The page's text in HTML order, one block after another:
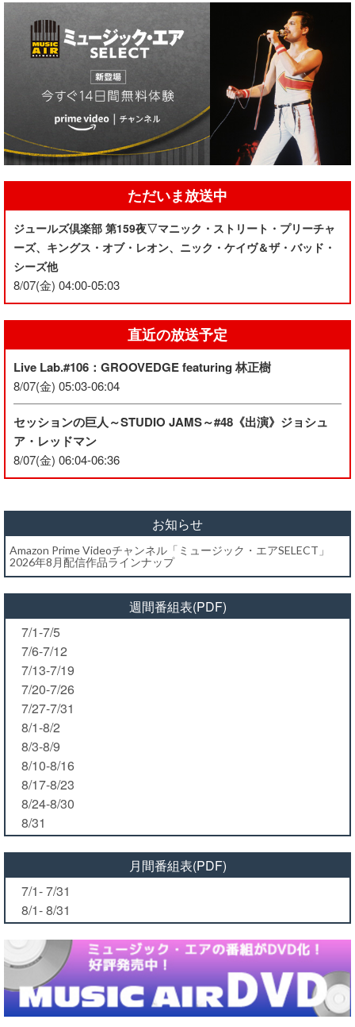
ただいま放送中
ジュールズ倶楽部 第159夜▽マニック・ストリート・プリーチャ
ーズ、キングス・オブ・レオン、ニック・ケイヴ＆ザ・バッド・
シーズ他
8/07(金) 04:00-05:03
直近の放送予定
Live Lab.#106：GROOVEDGE featuring 林正樹
8/07(金) 05:03-06:04
セッションの巨人～STUDIO JAMS～#48《出演》ジョシュ
ア・レッドマン
8/07(金) 06:04-06:36
お知らせ
Amazon Prime Videoチャンネル「ミュージック・エアSELECT」
2026年8月配信作品ラインナップ
週間番組表(PDF)
7/1-7/5
7/6-7/12
7/13-7/19
7/20-7/26
7/27-7/31
8/1-8/2
8/3-8/9
8/10-8/16
8/17-8/23
8/24-8/30
8/31
月間番組表(PDF)
7/1- 7/31
8/1- 8/31